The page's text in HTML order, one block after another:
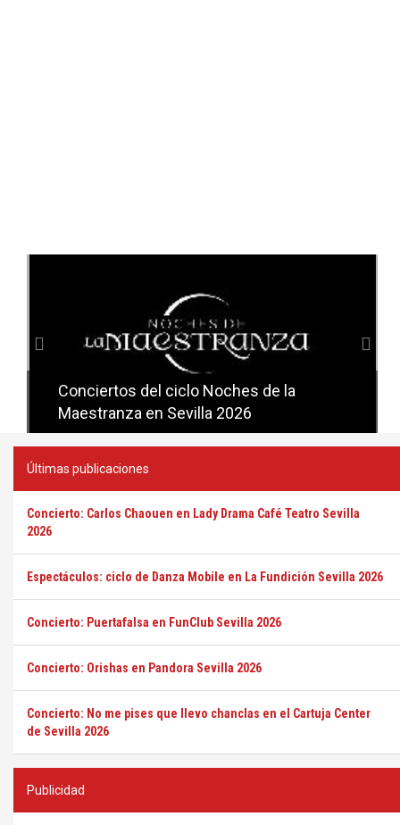
Conciertos del ciclo Noches de la
Maestranza en Sevilla 2026
Conciertos del ciclo Candlelight en
Sevilla
Últimas publicaciones
Concierto: Carlos Chaouen en Lady Drama Café Teatro Sevilla
2026
Espectáculos: ciclo de Danza Mobile en La Fundición Sevilla 2026
Concierto: Puertafalsa en FunClub Sevilla 2026
Concierto: Orishas en Pandora Sevilla 2026
Concierto: No me pises que llevo chanclas en el Cartuja Center
de Sevilla 2026
Publicidad